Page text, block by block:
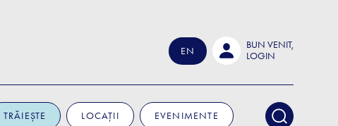
EN
BUN VENIT,
LOGIN
TRĂIEȘTE LOCAȚII EVENIMENTE